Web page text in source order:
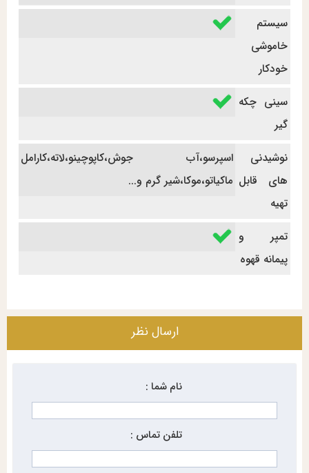
سیستم
خاموشی
خودکار
سینی چکه
گیر
نوشیدنی
های قابل
تهیه
اسپرسو،آب جوش،کاپوچینو،لاته،کارامل
ماکیاتو،موکا،شیر گرم و...
تمپر و
پیمانه قهوه
ارسال نظر
نام شما :
تلفن تماس :